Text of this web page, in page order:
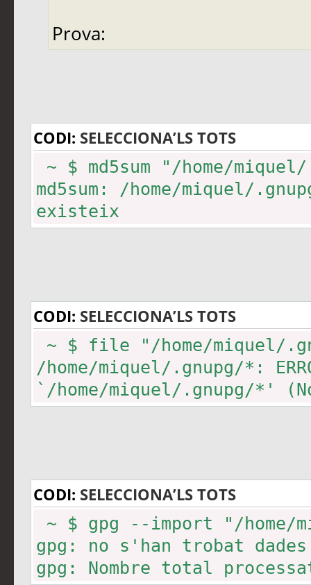
Prova:
CODI: SELECCIONA’LS TOTS
~ $ md5sum "/home/
md5sum: /home/miquel/
existeix
CODI: SELECCIONA’LS TOTS
~ $ file "/home/miquel/
/home/miquel/.gnupg/*:
`/home/miquel/.gnupg/*'
CODI: SELECCIONA’LS TOTS
~ $ gpg --import "/home/
gpg: no s'han trobat dades
gpg: Nombre total